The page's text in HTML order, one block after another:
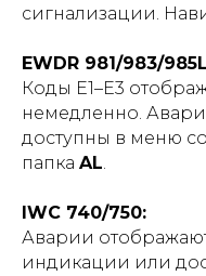
сигнализации.
EWDR 981/983/
Коды E1–E3
немедленно.
доступны в меню
папка AL.
IWC 740/750:
Аварии
индикации или